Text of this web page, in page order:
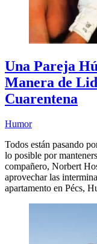
Una Pareja
Manera de
Cuarentena
Humor
Todos están pasando
lo posible por
compañero, Norbert
aprovechar las
apartamento en Pécs,